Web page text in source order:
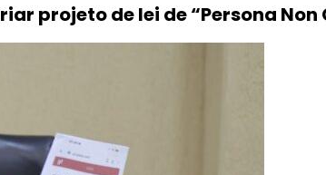
projeto de lei de “Persona